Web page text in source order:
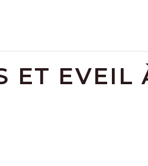
ET EVEIL